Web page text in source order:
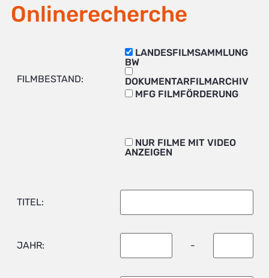
Onlinerecherche
FILMBESTAND:
LANDESFILMSAMMLUNG
BW
DOKUMENTARFILMARCHIV
MFG FILMFÖRDERUNG
NUR FILME MIT VIDEO
ANZEIGEN
TITEL:
JAHR: -